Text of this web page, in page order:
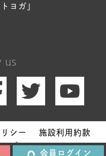
us
ヨガ」
シー
施設利用約款
プ
会員ログイン